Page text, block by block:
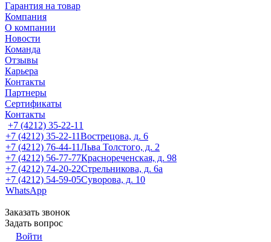
Гарантия на товар
Компания
О компании
Новости
Команда
Отзывы
Карьера
Контакты
Партнеры
Сертификаты
Контакты
+7 (4212) 35-22-11
+7 (4212) 35-22-11Вострецова, д. 6
+7 (4212) 76-44-11Льва Толстого, д. 2
+7 (4212) 56-77-77Краснореченская, д. 98
+7 (4212) 74-20-22Стрельникова, д. 6а
+7 (4212) 54-59-05Суворова, д. 10
WhatsApp
Заказать звонок
Задать вопрос
Войти